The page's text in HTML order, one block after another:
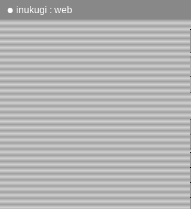
● inukugi : web